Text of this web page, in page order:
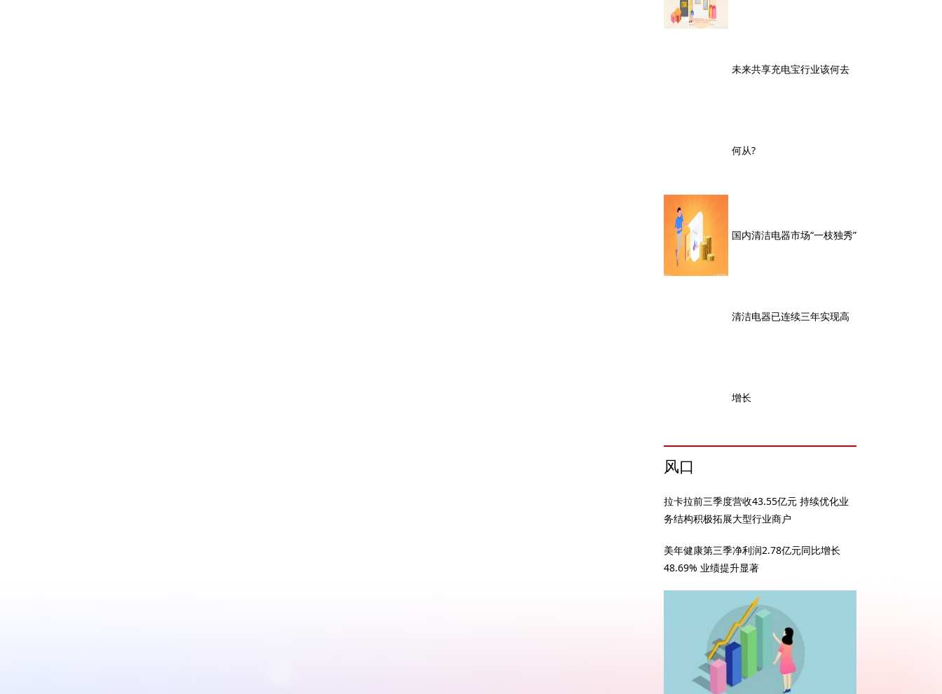
未来共享充电宝行业该何去
何从?
国内清洁电器市场“一枝独秀”
清洁电器已连续三年实现高
增长
风口
拉卡拉前三季度营收43.55亿元 持续优化业
务结构积极拓展大型行业商户
美年健康第三季净利润2.78亿元同比增长
48.69% 业绩提升显著